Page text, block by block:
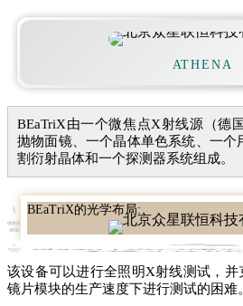
ATHENA
BEaTriX由一个微焦点X射线源（德
抛物面镜、一个晶体单色系统、一个
割衍射晶体和一个探测器系统组成。
BEaTriX的光学布局:
该设备可以进行全照明X射线测试，
镜片模块的生产速度下进行测试的困难。